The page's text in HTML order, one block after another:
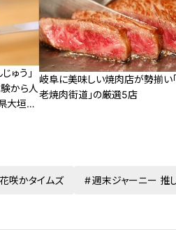
ゅう」
から人
大垣市
岐阜に美味しい焼肉店が勢揃い
老焼肉街道」の厳選5店
花咲かタイムズ 週末ジャーニー 推